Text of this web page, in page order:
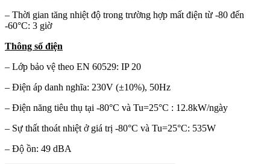
– Thời gian tăng nhiệt độ trong trường hợp mất điện từ -80 đến
-60°C: 3 giờ
Thông số điện
– Lớp bảo vệ theo EN 60529: IP 20
– Điện áp danh nghĩa: 230V (±10%), 50Hz
– Điện năng tiêu thụ tại -80°C và Tu=25°C : 12.8kW/ngày
– Sự thất thoát nhiệt ở giá trị -80°C và Tu=25°C: 535W
– Độ ồn: 49 dBA